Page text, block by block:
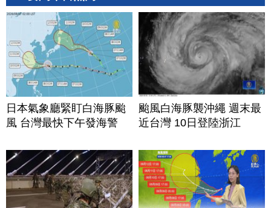
日本氣象廳緊盯白海豚颱
風 台灣最快下午發海警
颱風白海豚襲沖繩 週末最
近台灣 10日登陸浙江